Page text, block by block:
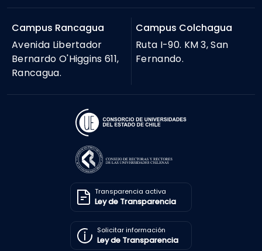
Campus Rancagua
Avenida Libertador
Bernardo O'Higgins 611,
Rancagua.
Campus Colchagua
Ruta I-90. KM 3, San
Fernando.
Transparencia activa
Ley de Transparencia
Solicitar información
Ley de Transparencia